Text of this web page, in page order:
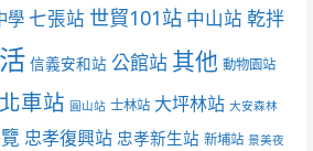
學 七張站 世貿101站 中山站 乾拌
信義安和站 公館站 其他 動物園站
車站 圓山站 士林站 大坪林站 大安森林
忠孝復興站 忠孝新生站 新埔站 景美夜